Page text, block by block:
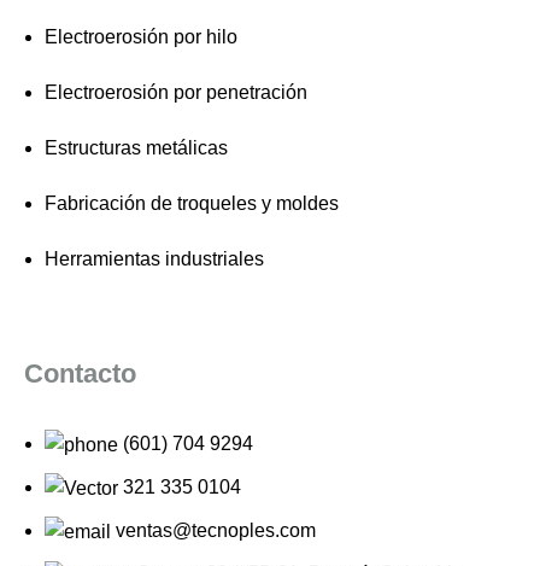
Electroerosión por hilo
Electroerosión por penetración
Estructuras metálicas
Fabricación de troqueles y moldes
Herramientas industriales
Contacto
(601) 704 9294
321 335 0104
ventas@tecnoples.com